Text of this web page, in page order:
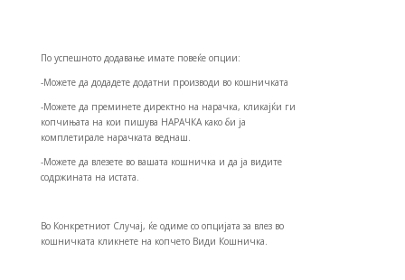
По успешното додавање имате повеќе опции:
-Можете да додадете додатни производи во кошничката
-Можете да преминете директно на нарачка, кликајќи ги
копчињата на кои пишува НАРАЧКА како би ја
комплетирале нарачката веднаш.
-Можете да влезете во вашата кошничка и да ја видите
содржината на истата.
Во Конкретниот Случај, ќе одиме со опцијата за влез во
кошничката кликнете на копчето Види Кошничка.